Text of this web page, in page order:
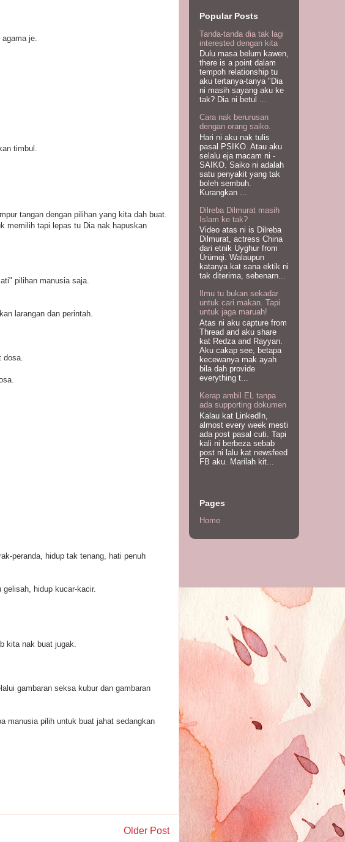
je.
timbul.
tangan dengan pilihan yang kita dah buat.
memilih tapi lepas tu Dia nak hapuskan
pilihan manusia saja.
larangan dan perintah.
dosa.
peranda, hidup tak tenang, hati penuh
hidup kucar-kacir.
kita nak buat jugak.
gambaran seksa kubur dan gambaran
manusia pilih untuk buat jahat sedangkan
Older Post
Popular Posts
Tanda-tanda dia tak lagi
interested dengan kita
Dulu masa belum kawen,
there is a point dalam
tempoh relationship tu
aku tertanya-tanya "Dia
ni masih sayang aku ke
tak? Dia ni betul ...
Cara nak berurusan
dengan orang saiko.
Hari ni aku nak tulis
pasal PSIKO. Atau aku
selalu eja macam ni -
SAIKO. Saiko ni adalah
satu penyakit yang tak
boleh sembuh.
Kurangkan ...
Dilreba Dilmurat masih
Islam ke tak?
Video atas ni is Dilreba
Dilmurat, actress China
dari etnik Uyghur from
Ürümqi. Walaupun
katanya kat sana ektik ni
tak diterima, sebenarn...
Ilmu tu bukan sekadar
untuk cari makan. Tapi
untuk jaga maruah!
Atas ni aku capture from
Thread and aku share
kat Redza and Rayyan.
Aku cakap see, betapa
kecewanya mak ayah
bila dah provide
everything t...
Kerap ambil EL tanpa
ada supporting dokumen
Kalau kat LinkedIn,
almost every week mesti
ada post pasal cuti. Tapi
kali ni berbeza sebab
post ni lalu kat newsfeed
FB aku. Marilah kit...
Pages
Home